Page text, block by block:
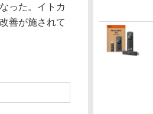
った。イトカ
善が施されて